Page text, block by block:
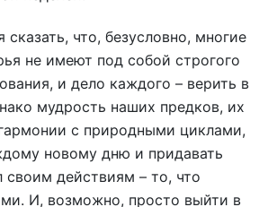
сказать, что, безусловно, многие
не имеют под собой строгого
и дело каждого – верить в
мудрость наших предков, их
с природными циклами,
новому дню и придавать
своим действиям – то, что
И, возможно, просто выйти в